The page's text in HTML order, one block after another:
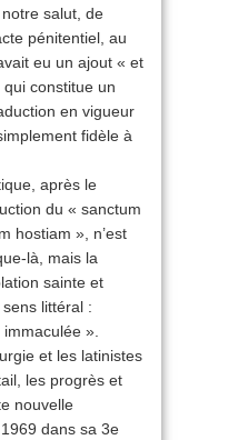
salut, de
pénitentiel, au
eu un ajout « et
constitue un
en vigueur
fidèle à
après le
du « sanctum
hostiam », n’est
là, mais la
sainte et
littéral :
».
et les latinistes
les progrès et
nouvelle
dans sa 3e